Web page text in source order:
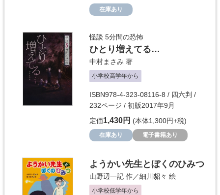
在庫あり
怪談 5分間の恐怖
ひとり増えてる…
中村まさみ 著
小学校高学年から
ISBN978-4-323-08116-8 / 四六判 /
232ページ / 初版2017年9月
定価1,430円 (本体1,300円+税)
在庫あり 電子書籍あり
ようかい先生とぼくのひみつ
山野辺一記 作／細川貂々 絵
小学校低学年から